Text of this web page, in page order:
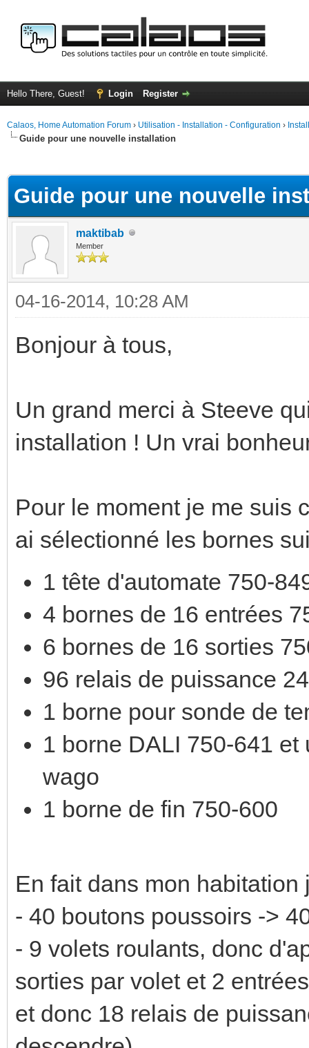
Hello There, Guest! Login Register
Calaos, Home Automation Forum › Utilisation - Installation - Configuration ›
Guide pour une nouvelle installation
Guide pour une nouvelle
maktibab
Member
04-16-2014, 10:28 AM
Bonjour à tous,
Un grand merci à Steeve
installation ! Un vrai
Pour le moment je me suis
ai sélectionné les bornes
1 tête d'automate 750-
4 bornes de 16 entrées
6 bornes de 16 sorties
96 relais de puissance
1 borne pour sonde de
1 borne DALI 750-641
wago
1 borne de fin 750-600
En fait dans mon habitation
- 40 boutons poussoirs ->
- 9 volets roulants, donc
sorties par volet et 2
et donc 18 relais de